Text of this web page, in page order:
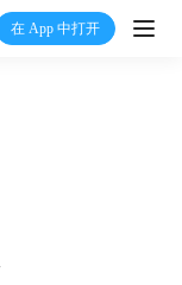
在 App 中打开
打